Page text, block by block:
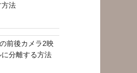
方法
前後カメラ2映
分離する方法